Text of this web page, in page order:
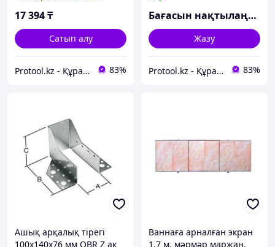
031510)
17 394₸
Сатып алу
Protool.kz - Құрал сайман магазины 83%
Бағасын нақтылаңыз
Жазу
Protool.kz - Құрал сайман магазины 83%
Ашық арқалық тірегі
100х140х76 мм OBR Z ақ
Ваннаға арналған экран
1,7 м, мәрмәр маржан,